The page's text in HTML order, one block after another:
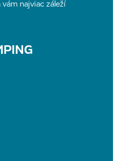
najviac záleží